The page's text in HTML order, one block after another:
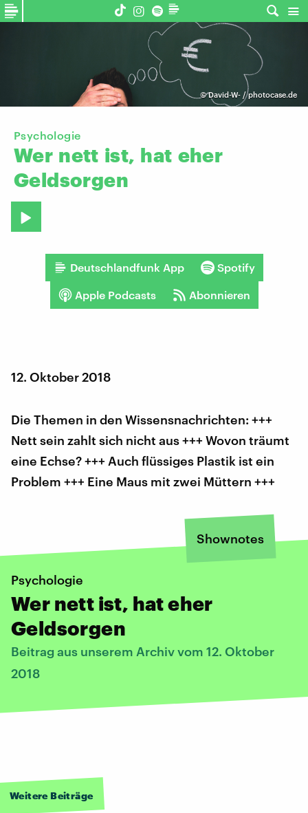
©David-W- / photocase.de
Psychologie
Wer nett ist, hat eher
Geldsorgen
Deutschlandfunk App Spotify
Apple Podcasts Abonnieren
12. Oktober 2018
Die Themen in den Wissensnachrichten: +++
Nett sein zahlt sich nicht aus +++ Wovon träumt
eine Echse? +++ Auch flüssiges Plastik ist ein
Problem +++ Eine Maus mit zwei Müttern +++
Shownotes
Psychologie
Wer nett ist, hat eher
Geldsorgen
Beitrag aus unserem Archiv vom 12. Oktober
2018
Weitere Beiträge